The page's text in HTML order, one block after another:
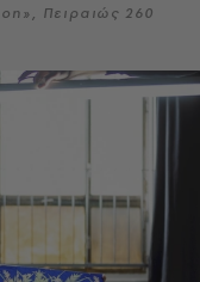
Πειραιώς 260